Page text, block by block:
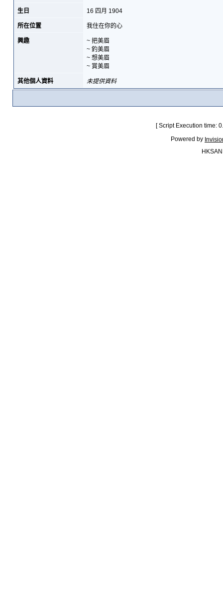
生日 16 四月 1904
所在位置 我住在你的心
興趣
~ 把美眉
~ 釣美眉
~ 想美眉
~ 賞美眉
其他個人資料 未提供資料
[ Script Execution time:
Powered by